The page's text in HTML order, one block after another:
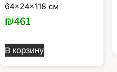
64x24x118 см
₪461
В корзину